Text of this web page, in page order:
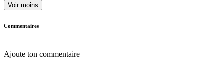
Voir moins
Commentaires
Ajoute ton commentaire